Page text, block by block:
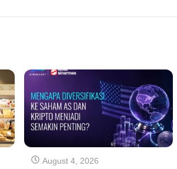
August 4, 2026